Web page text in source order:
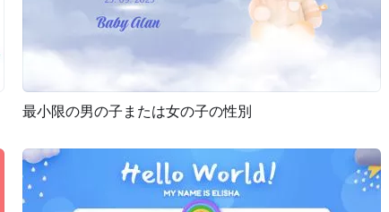
プレビュー カスタマイズ
最小限の男の子または女の子の性別